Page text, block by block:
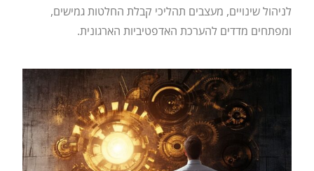
לניהול שינויים, מעצבים תהליכי קבלת החלטות גמישים,
ומפתחים מדדים להערכת האדפטיביות הארגונית.